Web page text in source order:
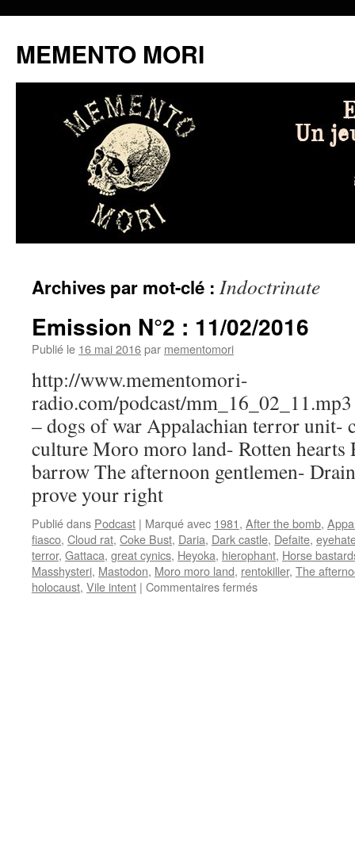
MEMENTO MORI
au
contenu
Archives par mot-clé : Indoctrinate
Emission N°2 : 11/02/2016
Publié le 16 mai 2016par mementomori
http://www.mementomori-
radio.com/podcast/
– dogs of war Appalachian terror unit-
culture Moro moro land- Rotten
barrow The afternoon gentlemen-
prove your right
Publié dans Podcast | Marqué avec 1981, After the bomb,
fiasco, Cloud rat, Coke Bust, Daria, Dark castle, Defaite,
terror, Gattaca, great cynics, Heyoka, hierophant, Horse
Masshysteri, Mastodon, Moro moro land, rentokiller, The
holocaust, Vile intent | Commentaires ferméssur